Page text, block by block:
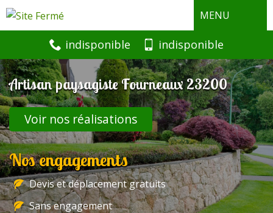
MENU
indisponible indisponible
Artisan paysagiste Fourneaux 23200
Voir nos réalisations
Nos engagements
Devis et déplacement gratuits
Sans engagement